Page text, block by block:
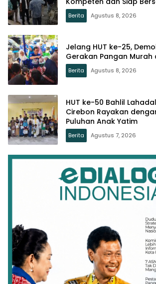
Berita Agustus 8, 2026
Jelang HUT ke-25,
Gerakan Pangan Murah
Berita Agustus 8, 2026
HUT ke-50 Bahlil
Cirebon Rayakan
Puluhan Anak Yatim
Berita Agustus 7, 2026